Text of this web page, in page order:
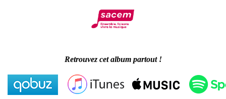
Retrouvez cet album partout !